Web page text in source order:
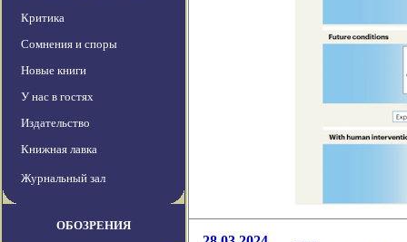
Критика
Сомнения и споры
Новые книги
У нас в гостях
Издательство
Книжная лавка
Журнальный зал
ОБОЗРЕНИЯ